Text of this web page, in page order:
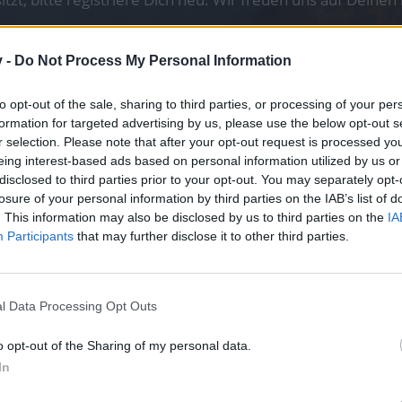
- Do Not Process My Personal Information
opt-out of the sale, sharing to third parties, or processing of your
for targeted advertising by us, please use the below opt-out
selection. Please note that after your opt-out request is processed
interest-based ads based on personal information utilized by us
to third parties prior to your opt-out. You may separately
of your personal information by third parties on the IAB’s list of
This information may also be disclosed by us to third parties on the
Participants that may further disclose it to other third parties.
Data Processing Opt Outs
opt-out of the Sharing of my personal data.
vor langer Zeit angesprochen und das nicht nur 1x, aber gern
GegnerN
3x Verbrennen zu. (Mehrzahl)
Zielden Verbrennen Debuff.
keinen Gift-Debuff aus.
löst aber keinen Gift-Debuff aus.
fleißig vor sich hin.
ergänzt werden.
hinzufügen, WARUM darf nur der Magier mit der
und Falle (Gift-Debuff).
und das automatische Geschütz (Feuer-Debuff).